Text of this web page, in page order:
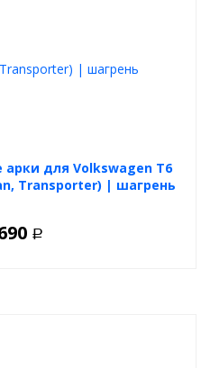
для Volkswagen T6
Transporter) | шагрень
Р